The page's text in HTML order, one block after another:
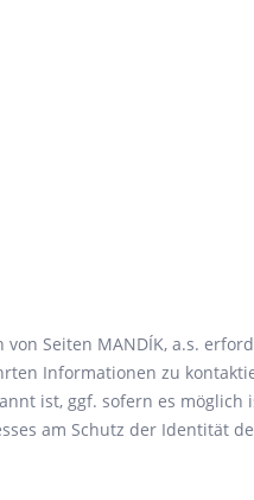
Seiten MANDÍK, a.s.
Informationen zu
ist, ggf. sofern es
am Schutz der Identität